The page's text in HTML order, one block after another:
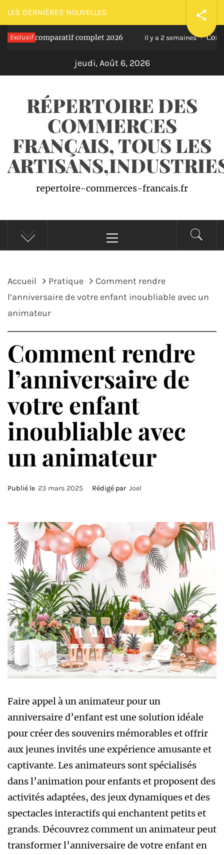
Passer
au
contenu
LES DERNIÈRES NOUVELLES
Exclusif
comparatif complet 2026 Il y a 2 semaines Comment
jeudi, Août 6, 2026
RÉPERTOIRE DES
COMMERCES
FRANÇAIS, TOUS LES
repertoire-commerces-francais.fr
principal
Accueil Pratique
Comment rendre
l’anniversaire de votre enfant inoubliable avec un
animateur
Comment rendre
l’anniversaire de
votre enfant
inoubliable avec
un animateur
Publié le 23 mars 2025 Rédigé par Joel
Faire appel à un animateur pour un
anniversaire d’enfant est une solution idéale
pour créer des souvenirs mémorables et offrir
aux jeunes invités une expérience amusante et
captivante. Les animateurs sont spécialisés
dans l’animation pour enfants et proposent des
activités adaptées, des jeux dynamiques et des
spectacles interactifs qui enchantent petits et
grands. Découvrez comment un animateur peut
transformer l’anniversaire de votre enfant en